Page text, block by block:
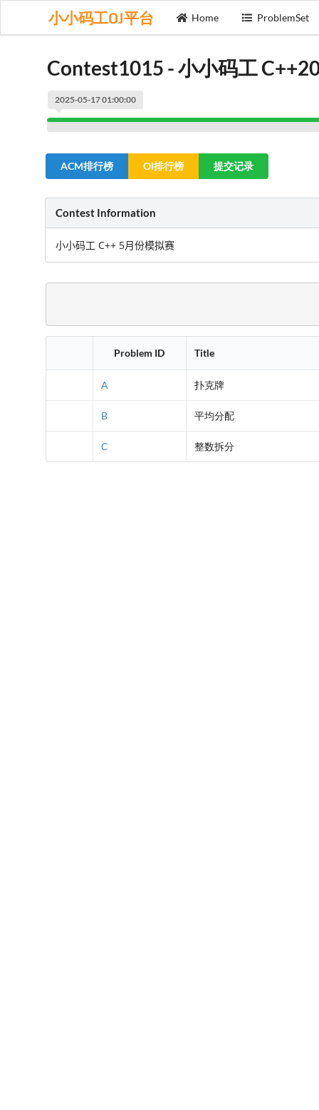
小小码工OJ平台 Home ProblemSet
Contest1015 - 小小码工
2025-05-17 01:00:00
ACM排行榜 OI排行榜 提交记录
Contest Information
小小码工 C++ 5月份模拟赛
Problem ID Title
A 扑克牌
B 平均分配
C 整数拆分